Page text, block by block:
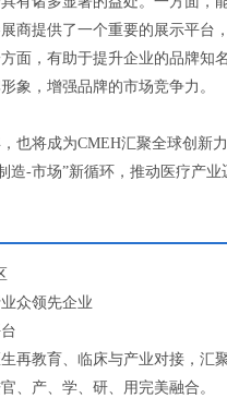
商提供了一个重要的展示平台
面，有助于提升企业的品牌
象，增强品牌的市场竞争力。
也将成为CMEH汇聚全球创新
造-市场”新循环，推动医疗产业
众领先企业
再教育、临床与产业对接，
、产、学、研、用完美融合。